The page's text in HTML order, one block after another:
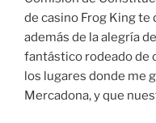
de casino Frog King
además de la alegría
fantástico rodeado de
los lugares donde me
Mercadona, y que